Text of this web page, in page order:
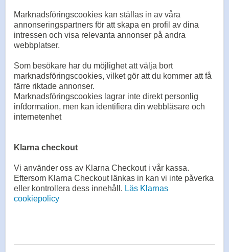
Marknadsföringscookies kan ställas in av våra
annonseringspartners för att skapa en profil av dina
intressen och visa relevanta annonser på andra
webbplatser.
Som besökare har du möjlighet att välja bort
marknadsföringscookies, vilket gör att du kommer att få
färre riktade annonser.
Marknadsföringscookies lagrar inte direkt personlig
infdormation, men kan identifiera din webbläsare och
internetenhet
Klarna checkout
Vi använder oss av Klarna Checkout i vår kassa.
Eftersom Klarna Checkout länkas in kan vi inte påverka
eller kontrollera dess innehåll. Läs Klarnas
cookiepolicy